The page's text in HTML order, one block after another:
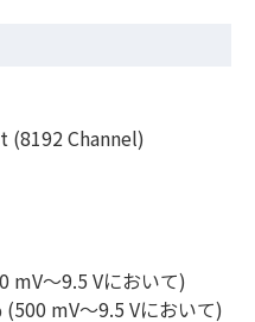
Channel)
～9.5 Vにおいて)
mV～9.5 Vにおいて)